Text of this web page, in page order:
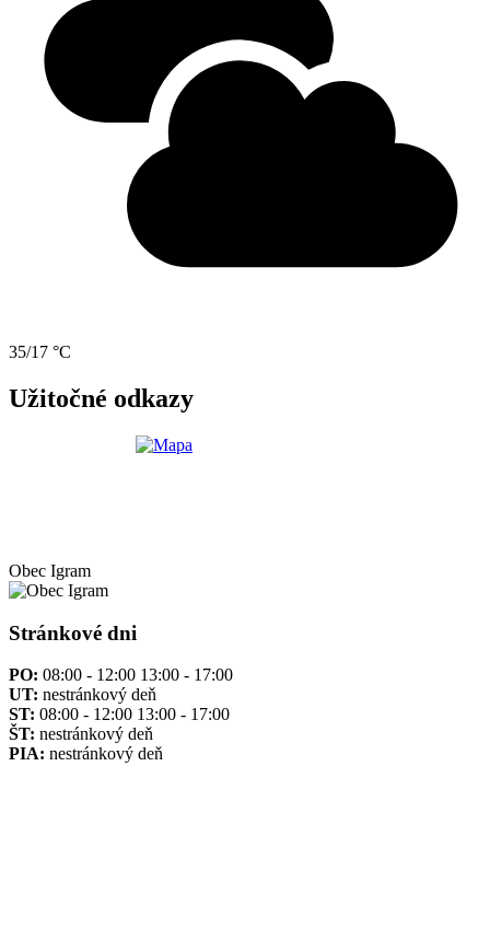
35/17 °C
Užitočné odkazy
Obec Igram
Stránkové dni
PO: 08:00 - 12:00 13:00 - 17:00
UT: nestránkový deň
ST: 08:00 - 12:00 13:00 - 17:00
ŠT: nestránkový deň
PIA: nestránkový deň